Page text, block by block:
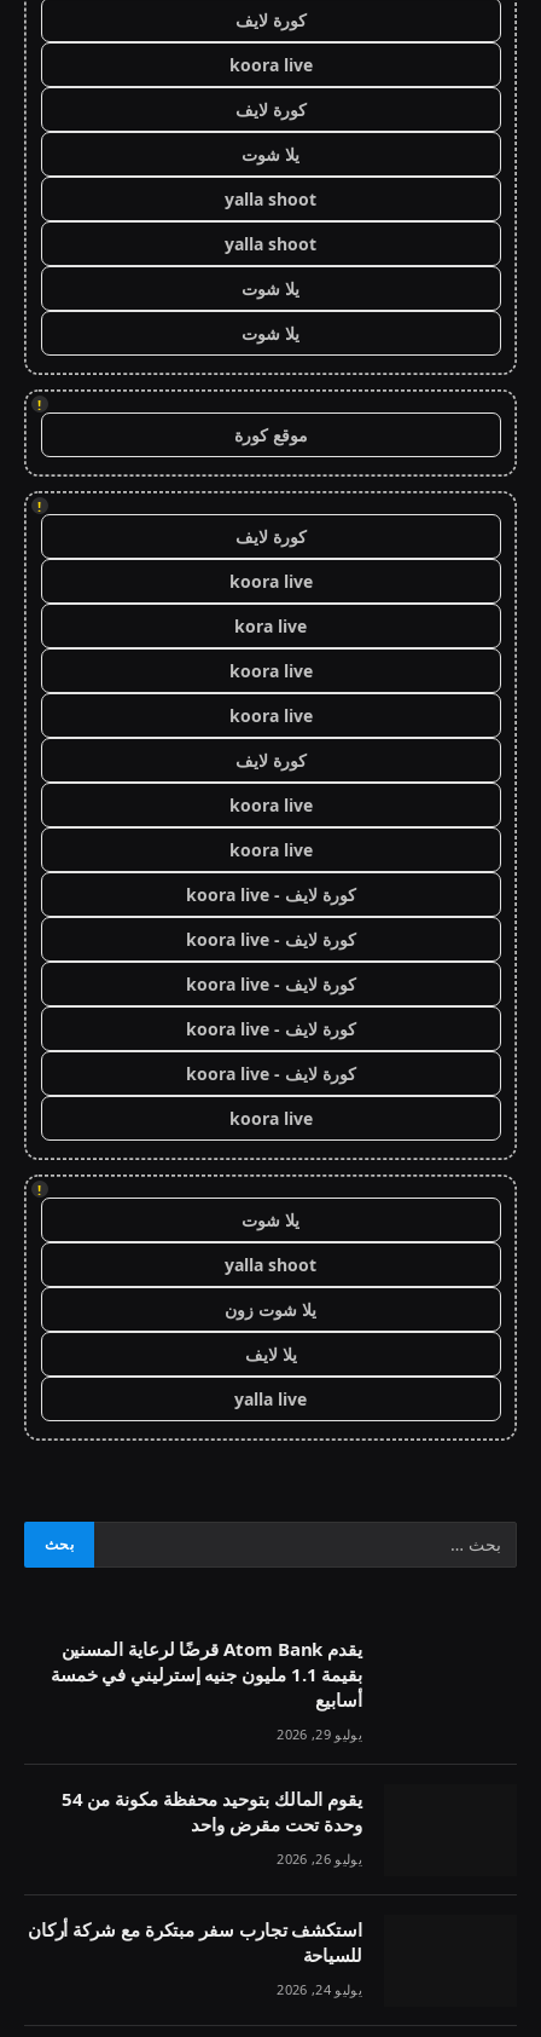
كورة لايف
koora live
كورة لايف
يلا شوت
yalla shoot
yalla shoot
يلا شوت
يلا شوت
!
موقع كورة
!
كورة لايف
koora live
kora live
koora live
koora live
كورة لايف
koora live
koora live
كورة لايف - koora live
كورة لايف - koora live
كورة لايف - koora live
كورة لايف - koora live
كورة لايف - koora live
koora live
!
يلا شوت
yalla shoot
يلا شوت زون
يلا لايف
yalla live
يقدم Atom Bank قرضًا لرعاية المسنين
بقيمة 1.1 مليون جنيه إسترليني في خمسة
أسابيع
يوليو 29, 2026
يقوم المالك بتوحيد محفظة مكونة من 54
وحدة تحت مقرض واحد
يوليو 26, 2026
استكشف تجارب سفر مبتكرة مع شركة أركان
للسياحة
يوليو 24, 2026